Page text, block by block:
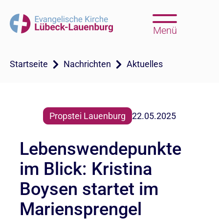
Menü
Startseite Nachrichten Aktuelles
Propstei Lauenburg 22.05.2025
Lebenswendepunkte
im Blick: Kristina
Boysen startet im
Mariensprengel